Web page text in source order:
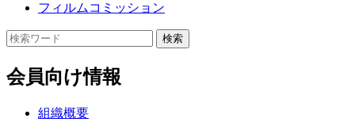
フィルムコミッション
会員向け情報
組織概要